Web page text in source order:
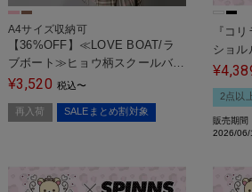
A4サイズ収納可
【36%OFF】≪LOVE BOAT/ラ
ブボート≫ヒョウ柄スクールバッ
グ/スクバ/レオパード/ハイビスカ
¥3,520 税込〜
再入荷 SALEまとめ割対象
『コ
ショル
¥
2点以
販売期間
2026/06/